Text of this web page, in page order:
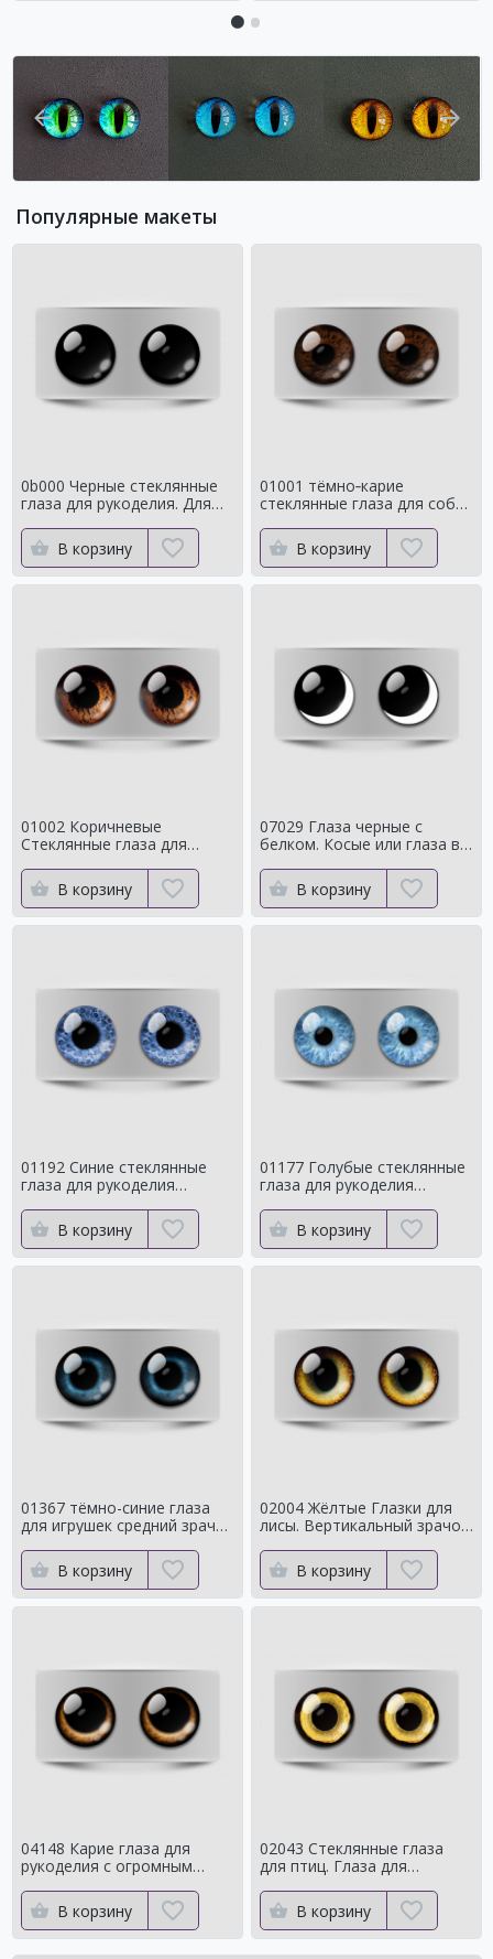
Популярные макеты
0b000 Черные стеклянные
глаза для рукоделия. Для
В корзину
01001 тёмно‑карие
стеклянные глаза для собак
цвет
В корзину
01002 Коричневые
Стеклянные глаза для
Натуральный цвет
В корзину
07029 Глаза черные с
белком. Косые или глаза в
В корзину
01192 Синие стеклянные
глаза для рукоделия
кукол В корзину
01177 Голубые стеклянные
глаза для рукоделия
В корзину
01367 тёмно-синие глаза
для игрушек средний зрачок
В корзину
02004 Жёлтые Глазки для
лисы. Вертикальный зрачок
В корзину
04148 Карие глаза для
рукоделия с огромным
В корзину
02043 Стеклянные глаза
для птиц. Глаза для
чучелаворона.
В корзину